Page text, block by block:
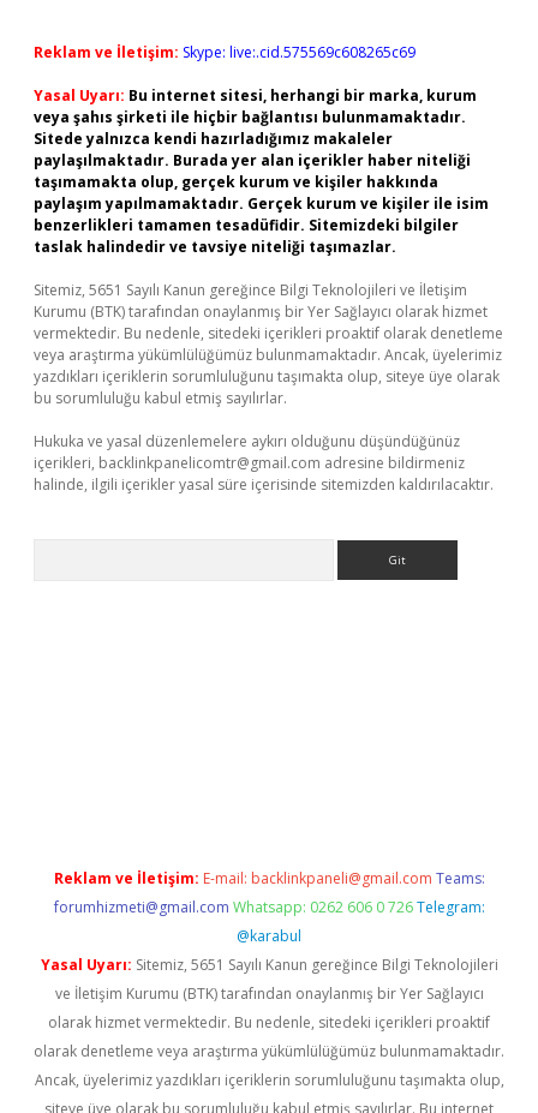
Reklam ve İletişim: Skype: live:.cid.575569c608265c69
Yasal Uyarı: Bu internet sitesi, herhangi bir marka, kurum
veya şahıs şirketi ile hiçbir bağlantısı bulunmamaktadır.
Sitede yalnızca kendi hazırladığımız makaleler
paylaşılmaktadır. Burada yer alan içerikler haber niteliği
taşımamakta olup, gerçek kurum ve kişiler hakkında
paylaşım yapılmamaktadır. Gerçek kurum ve kişiler ile isim
benzerlikleri tamamen tesadüfidir. Sitemizdeki bilgiler
taslak halindedir ve tavsiye niteliği taşımazlar.
Sitemiz, 5651 Sayılı Kanun gereğince Bilgi Teknolojileri ve İletişim
Kurumu (BTK) tarafından onaylanmış bir Yer Sağlayıcı olarak hizmet
vermektedir. Bu nedenle, sitedeki içerikleri proaktif olarak denetleme
veya araştırma yükümlülüğümüz bulunmamaktadır. Ancak, üyelerimiz
yazdıkları içeriklerin sorumluluğunu taşımakta olup, siteye üye olarak
bu sorumluluğu kabul etmiş sayılırlar.
Hukuka ve yasal düzenlemelere aykırı olduğunu düşündüğünüz
içerikleri, backlinkpanelicomtr@gmail.com adresine bildirmeniz
halinde, ilgili içerikler yasal süre içerisinde sitemizden kaldırılacaktır.
Reklam ve İletişim: E-mail: backlinkpaneli@gmail.com Teams:
forumhizmeti@gmail.com Whatsapp: 0262 606 0 726 Telegram:
@karabul
Yasal Uyarı: Sitemiz, 5651 Sayılı Kanun gereğince Bilgi Teknolojileri
ve İletişim Kurumu (BTK) tarafından onaylanmış bir Yer Sağlayıcı
olarak hizmet vermektedir. Bu nedenle, sitedeki içerikleri proaktif
olarak denetleme veya araştırma yükümlülüğümüz bulunmamaktadır.
Ancak, üyelerimiz yazdıkları içeriklerin sorumluluğunu taşımakta olup,
siteye üye olarak bu sorumluluğu kabul etmiş sayılırlar. Bu internet